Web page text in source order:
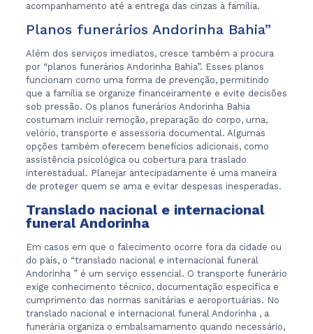
acompanhamento até a entrega das cinzas à família.
Planos funerários Andorinha Bahia”
Além dos serviços imediatos, cresce também a procura
por “planos funerários Andorinha Bahia”. Esses planos
funcionam como uma forma de prevenção, permitindo
que a família se organize financeiramente e evite decisões
sob pressão. Os planos funerários Andorinha Bahia
costumam incluir remoção, preparação do corpo, urna,
velório, transporte e assessoria documental. Algumas
opções também oferecem benefícios adicionais, como
assistência psicológica ou cobertura para traslado
interestadual. Planejar antecipadamente é uma maneira
de proteger quem se ama e evitar despesas inesperadas.
Translado nacional e internacional
funeral Andorinha
Em casos em que o falecimento ocorre fora da cidade ou
do país, o “translado nacional e internacional funeral
Andorinha ” é um serviço essencial. O transporte funerário
exige conhecimento técnico, documentação específica e
cumprimento das normas sanitárias e aeroportuárias. No
translado nacional e internacional funeral Andorinha , a
funerária organiza o embalsamamento quando necessário,